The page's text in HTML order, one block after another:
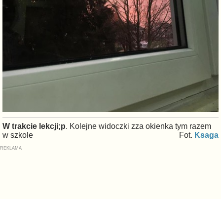
W trakcie lekcji;p. Kolejne widoczki zza okienka tym razem
w szkole
Fot. Ksaga